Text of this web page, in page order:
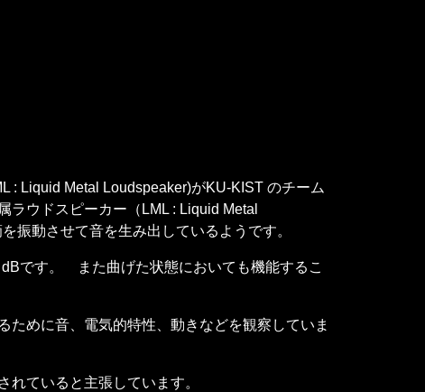
: Liquid Metal Loudspeaker)がKU-KIST のチーム
ウドスピーカー（LML : Liquid Metal
振動させて音を生み出しているようです。
です。 また曲げた状態においても機能するこ
めに音、電気的特性、動きなどを観察していま
ていると主張しています。